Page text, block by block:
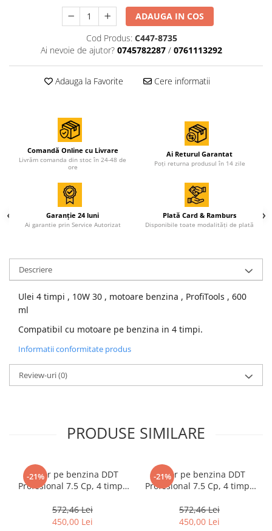
Aparate de sudura
Accesorii si consumabile drujbe
Motocoase
Accesorii motocoase
Casa, gradina si Bricolaj
Gradinarit
Aparate si masini gradinarit
Atomizoare si pompe de stropit
Utilaje Gradinarit
Electrocasnice
Cabluri electrice si conductori
Resigilate
Batoze, Zdrobitoare și Mori
ADAUGA IN COS
Cod Produs: C447-8735
Ai nevoie de ajutor? 0745782287 / 0761113292
Adauga la Favorite Cere informatii
Comandă Online cu Livrare
Livrăm comanda din stoc în 24-48 de
ore
Ai Returul Garantat
Poți returna produsul în 14 zile
Garanție 24 luni
Ai garantie prin Service Autorizat
Plată Card & Ramburs
Disponibile toate modalități de plată
Descriere
Ulei 4 timpi , 10W 30 , motoare benzina , ProfiTools , 600
ml
Compatibil cu motoare pe benzina in 4 timpi.
Informatii conformitate produs
Review-uri(0)
PRODUSE SIMILARE
-21%
Motor pe benzina DDT
Profesional 7.5 Cp, 4 timpi,
inclusa
572,46 Lei
450,00 Lei
-21%
Motor pe benzina DDT
Profesional 7.5 Cp, 4 timpi,
inclusa + Ulei 600 ml
572,46 Lei
450,00 Lei